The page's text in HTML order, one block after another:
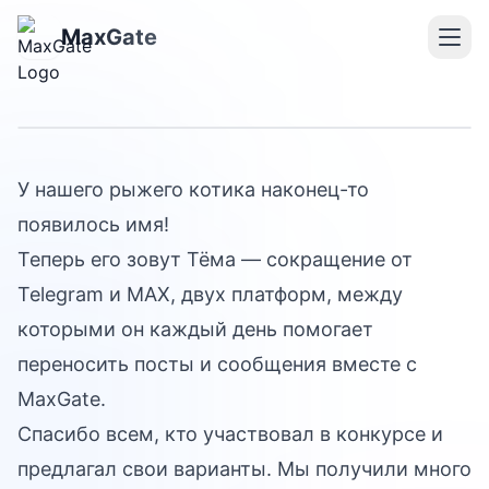
MaxGate
31 мая 2026
Знакомьтесь, Тёма!
У нашего рыжего котика наконец-то
появилось имя!
Теперь его зовут Тёма — сокращение от
Telegram и MAX, двух платформ, между
которыми он каждый день помогает
переносить посты и сообщения вместе с
MaxGate.
Спасибо всем, кто участвовал в конкурсе и
предлагал свои варианты. Мы получили много